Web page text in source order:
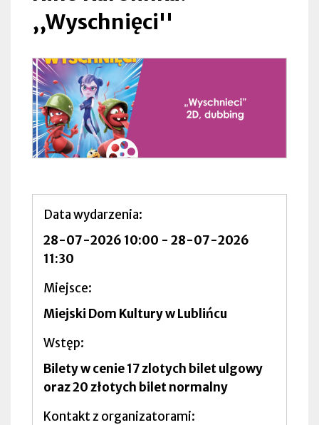
,,Wyschnięci''
Data wydarzenia
28-07-2026 10:00 - 28-07-2026
11:30
Miejsce
Miejski Dom Kultury w Lublińcu
Wstęp
Bilety w cenie 17 zlotych bilet ulgowy
oraz 20 złotych bilet normalny
Kontakt z organizatorami